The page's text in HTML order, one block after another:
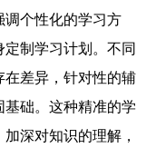
调个性化的学习方
制学习计划。不同
在差异，针对性的辅
础。这种精准的学
深对知识的理解，